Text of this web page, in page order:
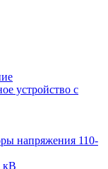
устройство с
напряжения 110-
кВ